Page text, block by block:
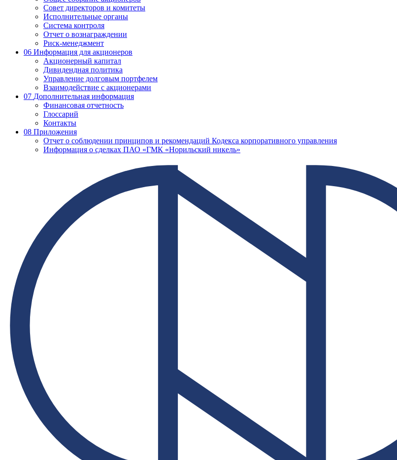
Совет директоров и комитеты
Исполнительные органы
Система контроля
Отчет о вознаграждении
Риск-менеджмент
06 Информация для акционеров
Акционерный капитал
Дивидендная политика
Управление долговым портфелем
Взаимодействие с акционерами
07 Дополнительная информация
Финансовая отчетность
Глоссарий
Контакты
08 Приложения
Отчет о соблюдении принципов и рекомендаций Кодекса корпоративного управления
Информация о сделках ПАО «ГМК «Норильский никель»